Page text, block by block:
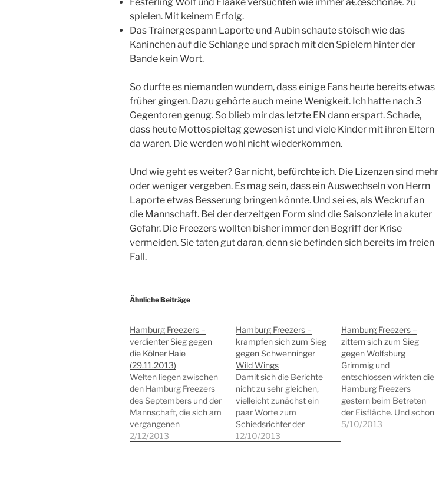
spielen. Mit keinem Erfolg.
Das Trainergespann Laporte und Aubin schaute stoisch wie das
Kaninchen auf die Schlange und sprach mit den Spielern hinter der
Bande kein Wort.
So durfte es niemanden wundern, dass einige Fans heute bereits etwas
früher gingen. Dazu gehörte auch meine Wenigkeit. Ich hatte nach 3
Gegentoren genug. So blieb mir das letzte EN dann erspart. Schade,
dass heute Mottospieltag gewesen ist und viele Kinder mit ihren Eltern
da waren. Die werden wohl nicht wiederkommen.
Und wie geht es weiter? Gar nicht, befürchte ich. Die Lizenzen sind mehr
oder weniger vergeben. Es mag sein, dass ein Auswechseln von Herrn
Laporte etwas Besserung bringen könnte. Und sei es, als Weckruf an
die Mannschaft. Bei der derzeitgen Form sind die Saisonziele in akuter
Gefahr. Die Freezers wollten bisher immer den Begriff der Krise
vermeiden. Sie taten gut daran, denn sie befinden sich bereits im freien
Fall.
Ähnliche Beiträge
Hamburg Freezers –
verdienter Sieg gegen
die Kölner Haie
(29.11.2013)
Welten liegen zwischen
den Hamburg Freezers
des Septembers und der
Mannschaft, die sich am
vergangenen
Wochenende in der
2/12/2013
Hamburg Freezers –
krampfen sich zum Sieg
gegen Schwenninger
Wild Wings
Damit sich die Berichte
nicht zu sehr gleichen,
vielleicht zunächst ein
paar Worte zum
Schiedsrichter der
gestrigen Partie der
12/10/2013
Hamburg Freezers –
zittern sich zum Sieg
gegen Wolfsburg
Grimmig und
entschlossen wirkten die
Hamburg Freezers
gestern beim Betreten
der Eisfläche. Und schon
nach 30 Sekunden war
5/10/2013